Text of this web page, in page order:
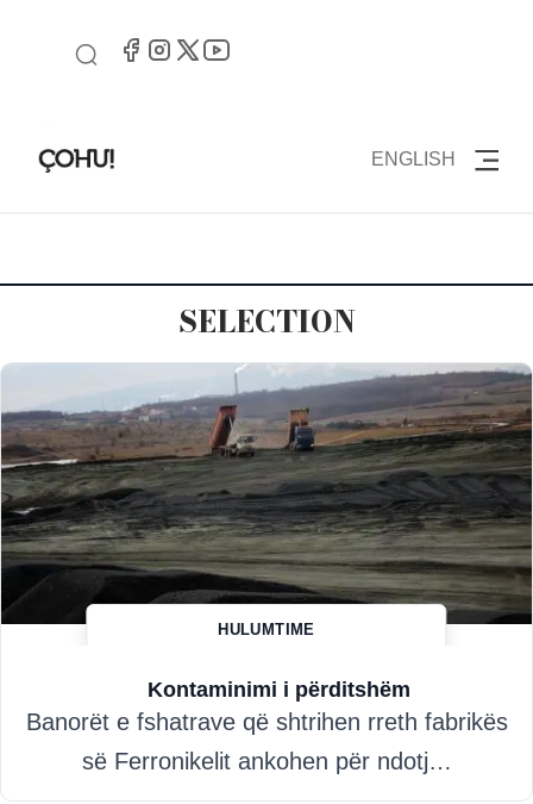
ENGLISH
SELECTION
HULUMTIME
Kontaminimi i përditshëm
Banorët e fshatrave që shtrihen rreth fabrikës
së Ferronikelit ankohen për ndotj…